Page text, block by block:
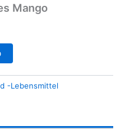
Mango
-Lebensmittel